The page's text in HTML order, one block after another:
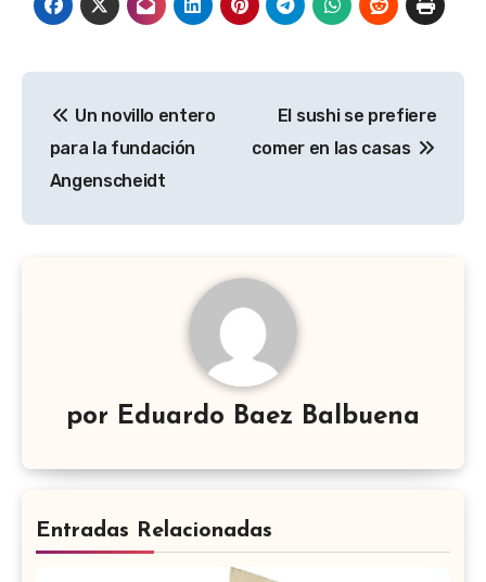
de
entradas
Un novillo entero
para la fundación
Angenscheidt
El sushi se prefiere
comer en las casas
por Eduardo Baez Balbuena
Entradas Relacionadas